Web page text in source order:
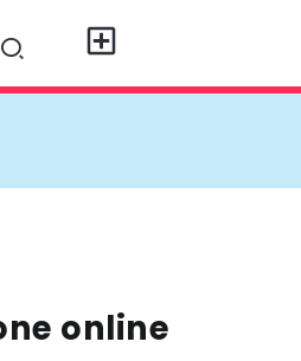
online